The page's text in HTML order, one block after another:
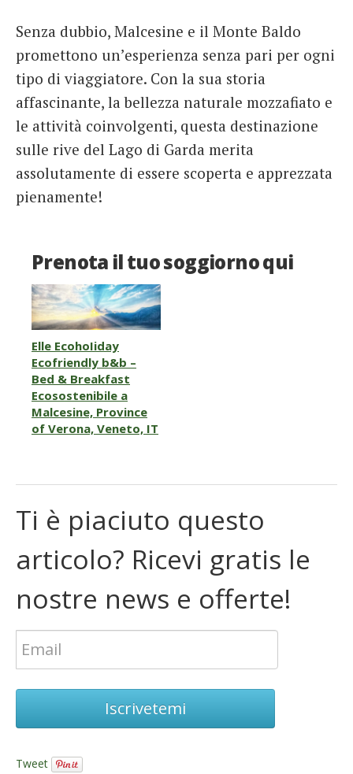
Senza dubbio, Malcesine e il Monte Baldo
promettono un’esperienza senza pari per ogni
tipo di viaggiatore. Con la sua storia
affascinante, la bellezza naturale mozzafiato e
le attività coinvolgenti, questa destinazione
sulle rive del Lago di Garda merita
assolutamente di essere scoperta e apprezzata
pienamente!
Prenota il tuo soggiorno qui
Elle EcohoIiday
Ecofriendly b&b –
Bed & Breakfast
Ecosostenibile a
Malcesine, Province
of Verona, Veneto, IT
Ti è piaciuto questo
articolo? Ricevi gratis le
nostre news e offerte!
Iscrivetemi
Tweet